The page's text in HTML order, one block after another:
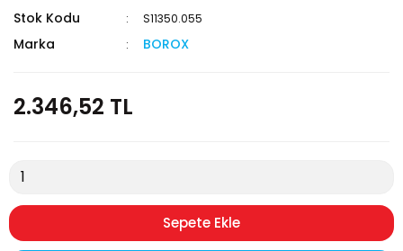
Stok Kodu
S11350.055
Marka BOROX
2.346,52 TL
Sepete Ekle